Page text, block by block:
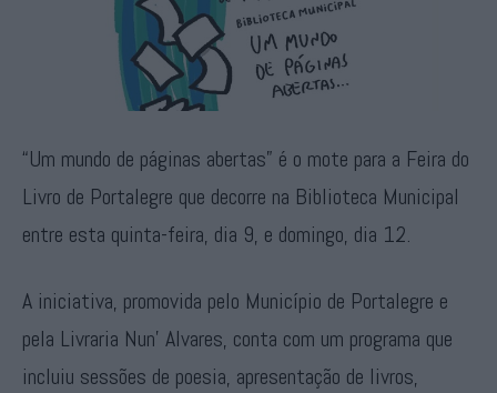
“Um mundo de páginas abertas” é o mote para a Feira do
Livro de Portalegre que decorre na Biblioteca Municipal
entre esta quinta-feira, dia 9, e domingo, dia 12.
A iniciativa, promovida pelo Município de Portalegre e
pela Livraria Nun’ Alvares, conta com um programa que
incluiu sessões de poesia, apresentação de livros,